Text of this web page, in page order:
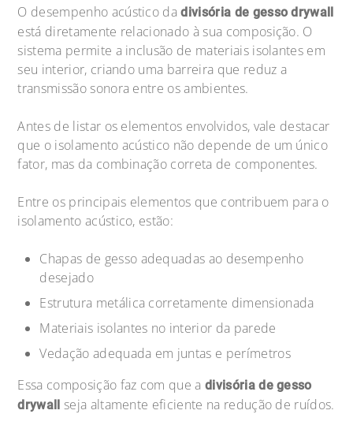
O desempenho acústico dadivisória de gesso drywall
está diretamente relacionado à sua composição. O
sistema permite a inclusão de materiais isolantes em
seu interior, criando uma barreira que reduz a
transmissão sonora entre os ambientes.
Antes de listar os elementos envolvidos, vale destacar
que o isolamento acústico não depende de um único
fator, mas da combinação correta de componentes.
Entre os principais elementos que contribuem para o
isolamento acústico, estão:
Chapas de gesso adequadas ao desempenho
desejado
Estrutura metálica corretamente dimensionada
Materiais isolantes no interior da parede
Vedação adequada em juntas e perímetros
Essa composição faz com que adivisória de gesso
drywall seja altamente eficiente na redução de ruídos.